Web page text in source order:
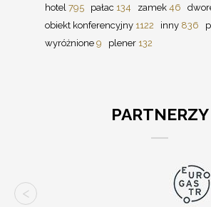
hotel 795 pałac 134 zamek 46
obiekt konferencyjny 1122 inny 836
wyróżnione 9 plener 132
PARTNERZY